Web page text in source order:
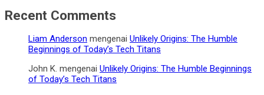
Recent Comments
Liam Anderson mengenai Unlikely Origins: The Humble
Beginnings of Today’s Tech Titans
John K. mengenai Unlikely Origins: The Humble Beginnings
of Today’s Tech Titans